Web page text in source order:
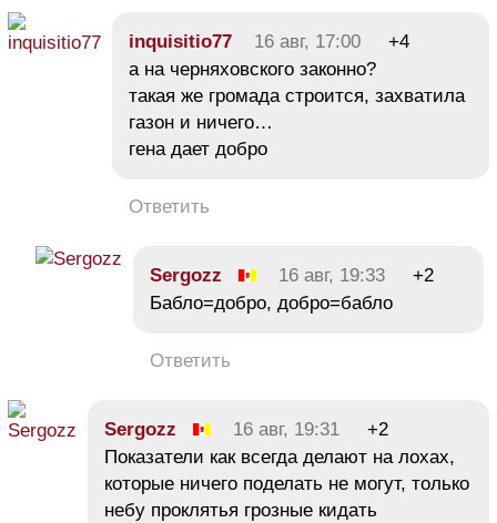
іnquіsitіо77 16 авг, 17:00
+4
а на черняховского законно?
такая же громада строится, захватила
газон и ничего…
гена дает добро
Ответить
Sergozz 16 авг, 19:33
+2
Бабло=добро, добро=бабло
Ответить
Sergozz 16 авг, 19:31
+2
Показатели как всегда делают на лохах,
которые ничего поделать не могут, только
небу проклятья грозные кидать